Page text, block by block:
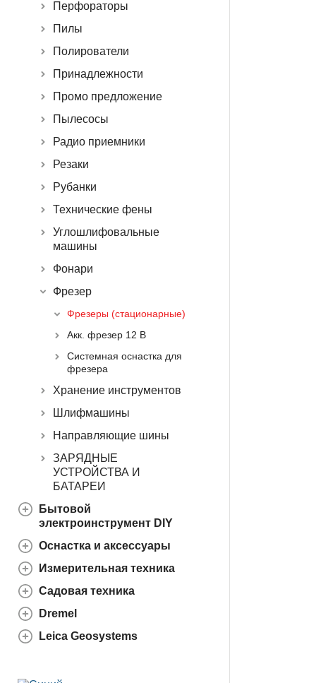
Перфораторы
Пилы
Полирователи
Принадлежности
Промо предложение
Пылесосы
Радио приемники
Резаки
Рубанки
Технические фены
Углошлифовальные
машины
Фонари
Фрезер
Фрезеры (стационарные)
Акк. фрезер 12 В
Системная оснастка для
фрезера
Хранение инструментов
Шлифмашины
Направляющие шины
ЗАРЯДНЫЕ
УСТРОЙСТВА И
БАТАРЕИ
Бытовой
электроинструмент DIY
Оснастка и аксессуары
Измерительная техника
Садовая техника
Dremel
Leica Geosystems